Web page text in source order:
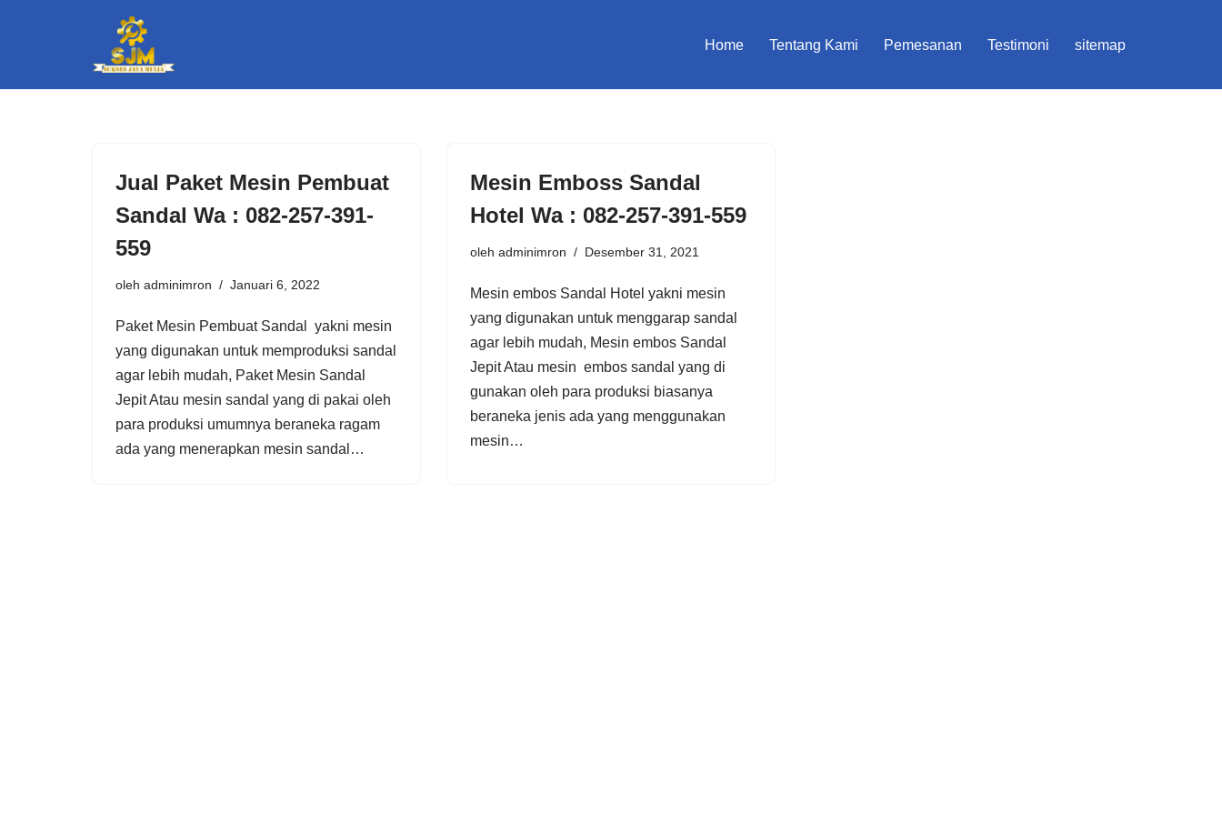
Home Tentang Kami Pemesanan Testimoni sitemap
Jual Paket Mesin Pembuat
Sandal Wa : 082-257-391-
559
oleh adminimron Januari 6, 2022
Paket Mesin Pembuat Sandal yakni mesin
yang digunakan untuk memproduksi sandal
agar lebih mudah, Paket Mesin Sandal
Jepit Atau mesin sandal yang di pakai oleh
para produksi umumnya beraneka ragam
ada yang menerapkan mesin sandal…
Mesin Emboss Sandal
Hotel Wa : 082-257-391-559
oleh adminimron Desember 31, 2021
Mesin embos Sandal Hotel yakni mesin
yang digunakan untuk menggarap sandal
agar lebih mudah, Mesin embos Sandal
Jepit Atau mesin embos sandal yang di
gunakan oleh para produksi biasanya
beraneka jenis ada yang menggunakan
mesin…